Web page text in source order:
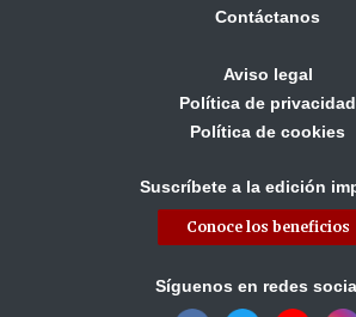
Contáctanos
Aviso legal
Política de privacidad
Política de cookies
Suscríbete a la edición
Conoce los beneficios
Síguenos en redes